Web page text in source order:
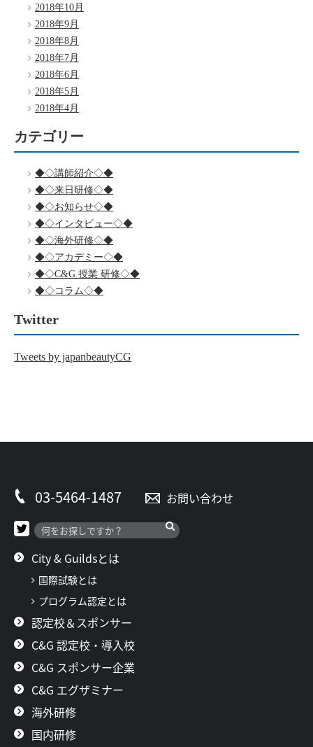
2018年10月
2018年9月
2018年8月
2018年7月
2018年6月
2018年5月
2018年4月
カテゴリー
◆◇講師紹介◇◆
◆◇来日研修◇◆
◆◇お知らせ◇◆
◆◇インタビュー◇◆
◆◇海外研修◇◆
◆◇アカデミー◇◆
◆◇C&G 授業 研修◇◆
◆◇コラム◇◆
Twitter
Tweets by japanbeautyCG
03-5464-1487 お問い合わせ
City & Guildsとは
国際試験とは
プログラム認定とは
認定校＆スポンサー
C&G 認定校・導入校
C&G スポンサー企業
C&G エグザミナー
海外研修
国内研修